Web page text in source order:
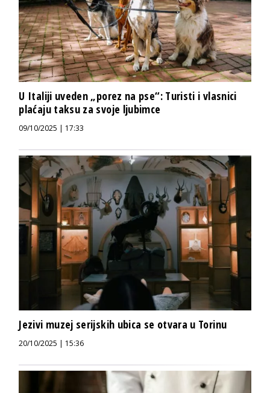
U Italiji uveden „porez na pse“: Turisti i vlasnici
plaćaju taksu za svoje ljubimce
09/10/2025 | 17:33
Jezivi muzej serijskih ubica se otvara u Torinu
20/10/2025 | 15:36